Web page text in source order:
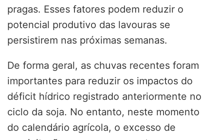
pragas. Esses fatores podem reduzir o
potencial produtivo das lavouras se
persistirem nas próximas semanas.
De forma geral, as chuvas recentes foram
importantes para reduzir os impactos do
déficit hídrico registrado anteriormente no
ciclo da soja. No entanto, neste momento
do calendário agrícola, o excesso de